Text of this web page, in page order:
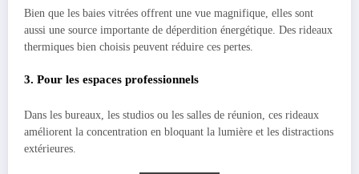
Bien que les baies vitrées offrent une vue magnifique, elles sont
aussi une source importante de déperdition énergétique. Des rideaux
thermiques bien choisis peuvent réduire ces pertes.
3. Pour les espaces professionnels
Dans les bureaux, les studios ou les salles de réunion, ces rideaux
améliorent la concentration en bloquant la lumière et les distractions
extérieures.